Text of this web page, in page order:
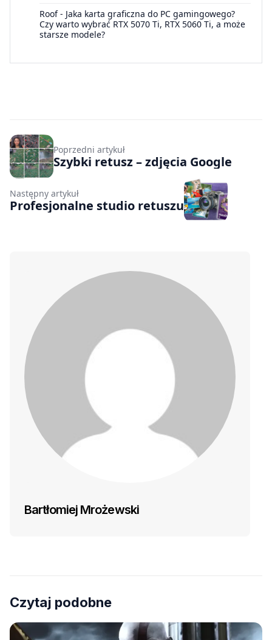
Roof- Jaka karta graficzna do PC gamingowego?
Czy warto wybrać RTX 5070 Ti, RTX 5060 Ti, a może
starsze modele?
Poprzedni artykuł
Szybki retusz – zdjęcia Google
Następny artykuł
Profesjonalne studio retuszu
Bartłomiej Mrożewski
Czytaj podobne